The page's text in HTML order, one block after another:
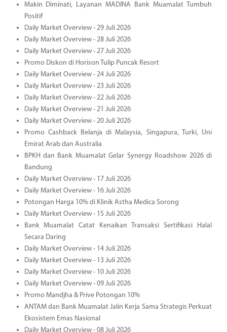
Makin Diminati, Layanan MADINA Bank Muamalat Tumbuh
Positif
Daily Market Overview - 29 Juli 2026
Daily Market Overview - 28 Juli 2026
Daily Market Overview - 27 Juli 2026
Promo Diskon di Horison Tulip Puncak Resort
Daily Market Overview - 24 Juli 2026
Daily Market Overview - 23 Juli 2026
Daily Market Overview - 22 Juli 2026
Daily Market Overview - 21 Juli 2026
Daily Market Overview - 20 Juli 2026
Promo Cashback Belanja di Malaysia, Singapura, Turki, Uni
Emirat Arab dan Australia
BPKH dan Bank Muamalat Gelar Synergy Roadshow 2026 di
Bandung
Daily Market Overview - 17 Juli 2026
Daily Market Overview - 16 Juli 2026
Potongan Harga 10% di Klinik Astha Medica Sorong
Daily Market Overview - 15 Juli 2026
Bank Muamalat Catat Kenaikan Transaksi Sertifikasi Halal
Secara Daring
Daily Market Overview - 14 Juli 2026
Daily Market Overview - 13 Juli 2026
Daily Market Overview - 10 Juli 2026
Daily Market Overview - 09 Juli 2026
Promo Mandjha & Prive Potongan 10%
ANTAM dan Bank Muamalat Jalin Kerja Sama Strategis Perkuat
Ekosistem Emas Nasional
Daily Market Overview - 08 Juli 2026